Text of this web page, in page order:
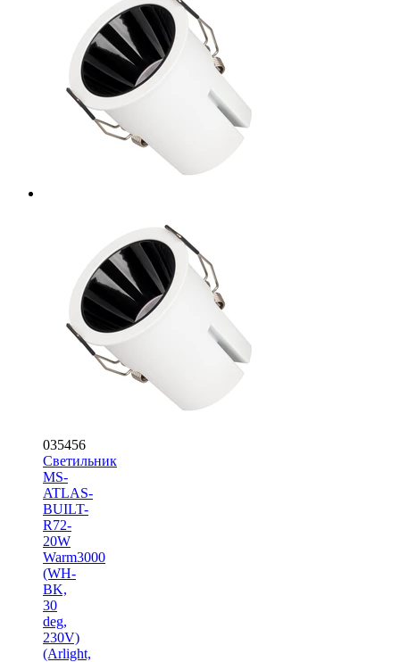
035456
Светильник
MS-
ATLAS-
BUILT-
R72-
20W
Warm3000
(WH-
BK,
30
deg,
230V)
(Arlight,